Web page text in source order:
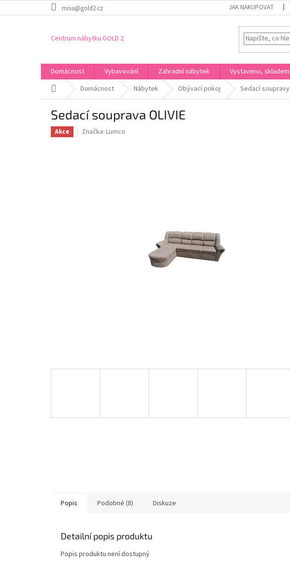
na
misa@gold2.cz JAK NAKUPOVAT
Centrum nábytku GOLD 2
Domácnost Vybavování Zahradní nábytek Vystaveno, skladem
Domů Domácnost Nábytek Obývací pokoj Sedací soupravy
Sedací souprava OLIVIE
Akce Značka: Lumco
Popis Podobné (8) Diskuze
Detailní popis produktu
Popis produktu není dostupný